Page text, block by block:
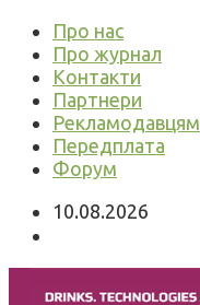
Про нас
Про журнал
Контакти
Партнери
Рекламодавцям
Передплата
Форум
10.08.2026